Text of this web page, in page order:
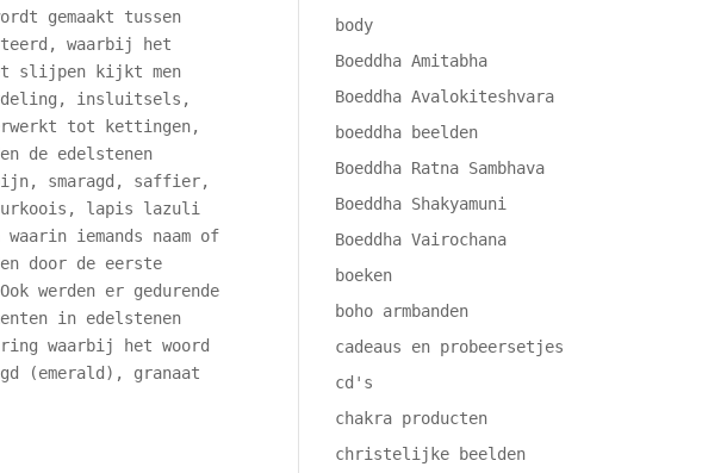
gemaakt tussen
waarbij het
slijpen kijkt men
insluitsels,
tot kettingen,
de edelstenen
smaragd, saffier,
lapis lazuli
iemands naam of
door de eerste
werden er gedurende
in edelstenen
waarbij het woord
(emerald), granaat
body
Boeddha Amitabha
Boeddha Avalokiteshvara
boeddha beelden
Boeddha Ratna Sambhava
Boeddha Shakyamuni
Boeddha Vairochana
boeken
boho armbanden
cadeaus en probeersetjes
cd's
chakra producten
christelijke beelden